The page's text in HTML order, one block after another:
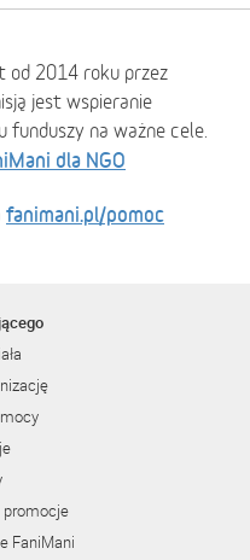
od 2014 roku przez
jest wspieranie
funduszy na ważne cele.
dla NGO
fanimani.pl/pomoc
promocje
FaniMani